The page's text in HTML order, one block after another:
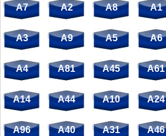
A7 A2 A8 A1
A3 A9 A5 A6
A4 A81 A45 A61
A14 A44 A10 A24
A96 A40 A31 A46